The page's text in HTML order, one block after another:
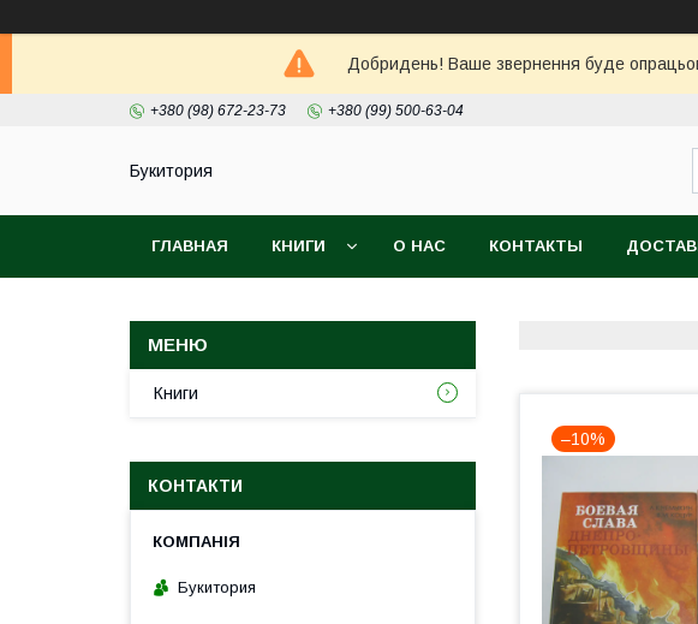
Добридень! Ваше звернення буде
+380 (98) 672-23-73 +380 (99) 500-63-04
Букитория
ГЛАВНАЯ КНИГИ О НАС КОНТАКТЫ
–10%
Книги
КОНТАКТИ
Букитория